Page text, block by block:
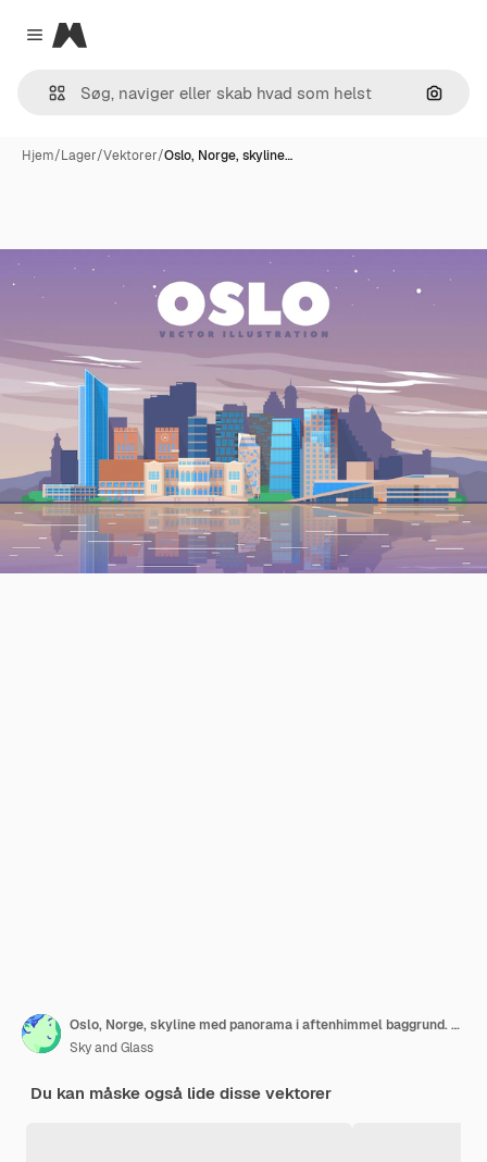
Close menu
Magnific
Søg
Hjem/Lager/Vektorer/Oslo, Norge, skyline…
Oslo, Norge, skyline med panorama i aftenhimmel baggrund. Vektorillustration. Forretningsrejser og turisme koncept med moderne bygninger. Billede til præsentationsbanner plakat og websted
Sky and Glass
Du kan måske også lide disse vektorer